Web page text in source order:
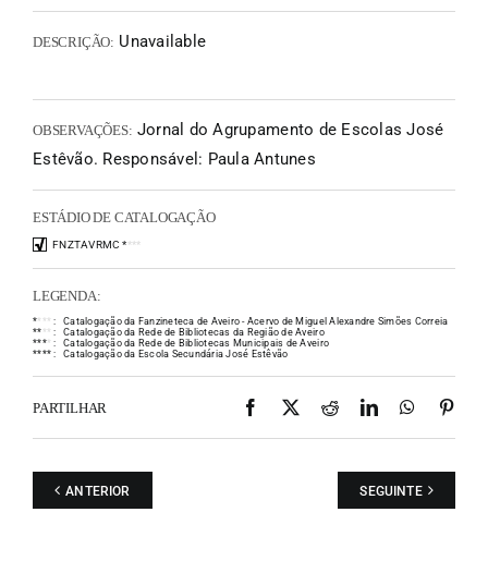
DESCRIÇÃO: Unavailable
OBSERVAÇÕES: Jornal do Agrupamento de Escolas José
Estêvão. Responsável: Paula Antunes
ESTÁDIO DE CATALOGAÇÃO
FNZTAVRMC ****
LEGENDA:
** * * :
Catalogação da Fanzineteca de Aveiro - Acervo de Miguel Alexandre Simões Correia
** * * :
Catalogação da Rede de Bibliotecas da Região de Aveiro
**** :
Catalogação da Rede de Bibliotecas Municipais de Aveiro
**** : Catalogação da Escola Secundária José Estêvão
PARTILHAR Facebook
X RedditLinkedIn
ANTERIOR SEGUINTE